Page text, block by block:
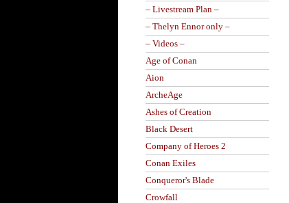
– Livestream Plan –
– Thelyn Ennor only –
– Videos –
Age of Conan
Aion
ArcheAge
Ashes of Creation
Black Desert
Company of Heroes 2
Conan Exiles
Conqueror's Blade
Crowfall